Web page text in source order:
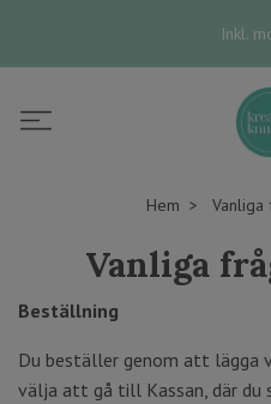
Inkl.
Hem
Vanliga
Beställning
Du beställer genom att lägga
välja att gå till Kassan, där